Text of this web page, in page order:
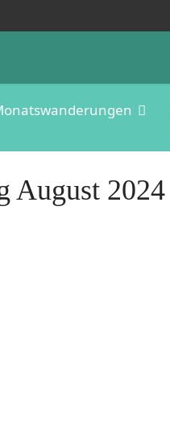
August 2024